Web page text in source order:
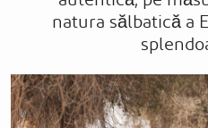
natura sălbatică a